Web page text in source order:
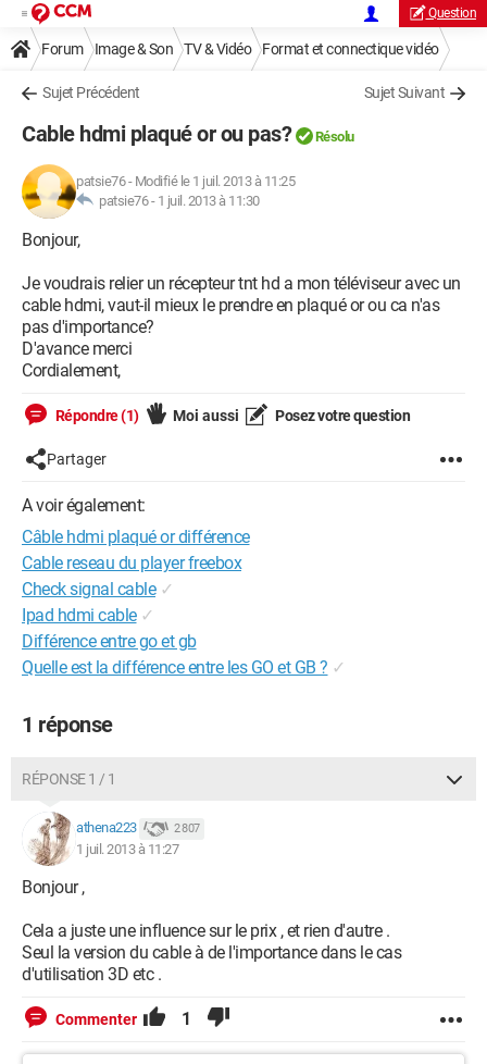
Question
Forum Image & Son TV & Vidéo Format et connectique vidéo
Sujet Précédent Sujet Suivant
Cable hdmi plaqué or ou pas? Résolu
patsie76- Modifié le 1 juil. 2013 à 11:25
patsie76 - 1 juil. 2013 à 11:30
Bonjour,
Je voudrais relier un récepteur tnt hd a mon téléviseur avec un
cable hdmi, vaut-il mieux le prendre en plaqué or ou ca n'as
pas d'importance?
D'avance merci
Cordialement,
Répondre (1) Moi aussi Posez votre question
Partager
A voir également:
Câble hdmi plaqué or différence
Cable reseau du player freebox
Check signal cable ✓
Ipad hdmi cable ✓
Différence entre go et gb
Quelle est la différence entre les GO et GB ? ✓
1 réponse
RÉPONSE 1 / 1
athena223 2 807
1 juil. 2013 à 11:27
Bonjour ,
Cela a juste une influence sur le prix , et rien d'autre .
Seul la version du cable à de l'importance dans le cas
d'utilisation 3D etc .
Commenter 1